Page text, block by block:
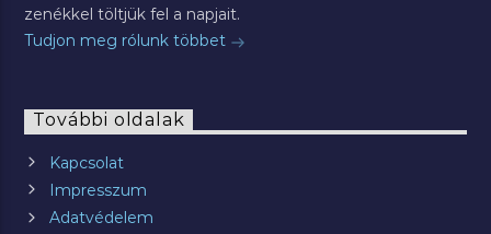
zenékkel töltjük fel a napjait.
Tudjon meg rólunk többet
További oldalak
Kapcsolat
Impresszum
Adatvédelem